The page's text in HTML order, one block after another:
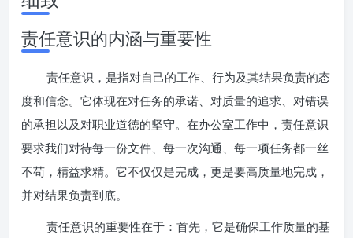
责任意识的内涵与重要性
责任意识，是指对自己的工作、行为及其结果负责的态
度和信念。它体现在对任务的承诺、对质量的追求、对错误
的承担以及对职业道德的坚守。在办公室工作中，责任意识
要求我们对待每一份文件、每一次沟通、每一项任务都一丝
不苟，精益求精。它不仅仅是完成，更是要高质量地完成，
并对结果负责到底。
责任意识的重要性在于：首先，它是确保工作质量的基